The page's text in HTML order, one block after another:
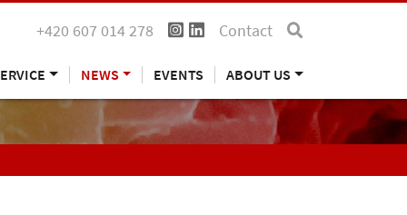
+420 607 014 278 Contact
NEWS EVENTS ABOUT US